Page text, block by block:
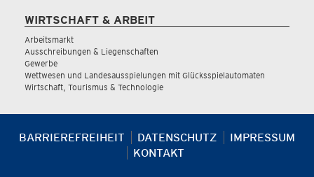
WIRTSCHAFT & ARBEIT
Arbeitsmarkt
Ausschreibungen & Liegenschaften
Gewerbe
Wettwesen und Landesausspielungen mit Glücksspielautomaten
Wirtschaft, Tourismus & Technologie
BARRIEREFREIHEIT DATENSCHUTZ
IMPRESSUM
KONTAKT